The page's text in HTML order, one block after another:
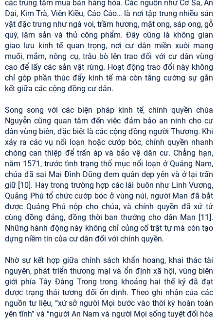
các trung tâm mua bán hàng hóa. Các nguồn như Cơ Sa, An
Đại, Kim Trà, Viên Kiều, Cảo Cảo… là nơi tập trung nhiều sản
vật đặc trưng như ngà voi, trầm hương, mật ong, sáp ong, gỗ
quý, lâm sản và thủ công phẩm. Đây cũng là không gian
giao lưu kinh tế quan trọng, nơi cư dân miền xuôi mang
muối, mắm, nông cụ, trâu bò lên trao đổi với cư dân vùng
cao để lấy các sản vật rừng. Hoạt động trao đổi này không
chỉ góp phần thúc đẩy kinh tế mà còn tăng cường sự gắn
kết giữa các cộng đồng cư dân.
Song song với các biện pháp kinh tế, chính quyền chúa
Nguyễn cũng quan tâm đến việc đảm bảo an ninh cho cư
dân vùng biên, đặc biệt là các cộng đồng người Thượng. Khi
xảy ra các vụ nổi loạn hoặc cướp bóc, chính quyền nhanh
chóng can thiệp để trấn áp và bảo vệ dân cư. Chẳng hạn,
năm 1571, trước tình trạng thổ mục nổi loạn ở Quảng Nam,
chúa đã sai Mai Đình Dũng đem quân dẹp yên và ở lại trấn
giữ [10]. Hay trong trường hợp các lái buôn như Linh Vương,
Quảng Phú tổ chức cướp bóc ở vùng núi, người Man đã bắt
được Quảng Phú nộp cho chúa, và chính quyền đã xử tử
cùng đồng đảng, đồng thời ban thưởng cho dân Man [11].
Những hành động này không chỉ củng cố trật tự mà còn tạo
dựng niềm tin của cư dân đối với chính quyền.
Nhờ sự kết hợp giữa chính sách khẩn hoang, khai thác tài
nguyên, phát triển thương mại và ổn định xã hội, vùng biên
giới phía Tây Đàng Trong trong khoảng hai thế kỷ đã đạt
được trạng thái tương đối ổn định. Theo ghi nhận của các
nguồn tư liệu, “xứ sở người Mọi bước vào thời kỳ hoàn toàn
yên tĩnh” và “người An Nam và người Mọi sống tuyệt đối hòa